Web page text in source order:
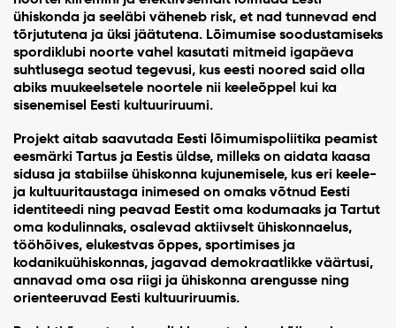
ühiskonda ja seeläbi väheneb risk, et nad tunnevad end
tõrjututena ja üksi jäätutena. Lõimumise soodustamiseks
spordiklubi noorte vahel kasutati mitmeid igapäeva
suhtlusega seotud tegevusi, kus eesti noored said olla
abiks muukeelsetele noortele nii keeleõppel kui ka
sisenemisel Eesti kultuuriruumi.
Projekt aitab saavutada Eesti lõimumispoliitika peamist
eesmärki Tartus ja Eestis üldse, milleks on aidata kaasa
sidusa ja stabiilse ühiskonna kujunemisele, kus eri keele-
ja kultuuritaustaga inimesed on omaks võtnud Eesti
identiteedi ning peavad Eestit oma kodumaaks ja Tartut
oma kodulinnaks, osalevad aktiivselt ühiskonnaelus,
tööhõives, elukestvas õppes, sportimises ja
kodanikuühiskonnas, jagavad demokraatlikke väärtusi,
annavad oma osa riigi ja ühiskonna arengusse ning
orienteeruvad Eesti kultuuriruumis.